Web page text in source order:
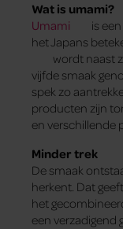
Wat is umami?
Umami
is
het Japans
wordt naast
vijfde smaak
spek zo
producten zijn
en verschillende
Minder trek
De smaak
herkent. Dat
het
een verzadigend